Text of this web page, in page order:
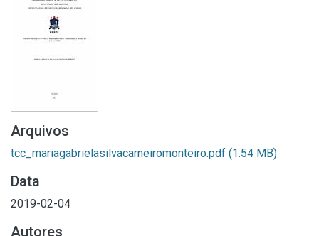
Arquivos
tcc_mariagabrielasilvacarneiromonteiro.pdf (1.54 MB)
Data
2019-02-04
Autores